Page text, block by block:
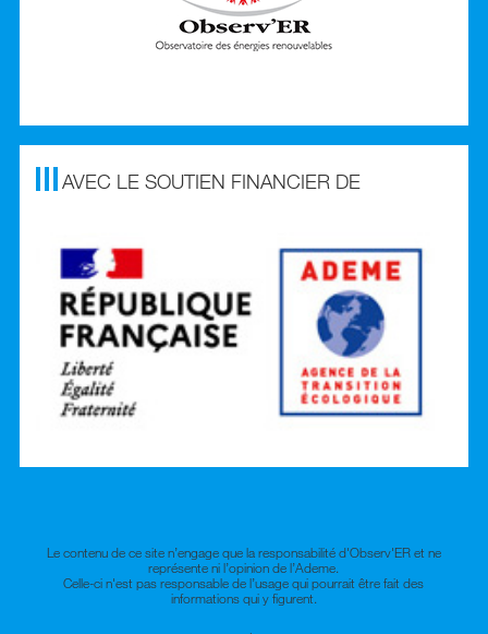
AVEC LE SOUTIEN FINANCIER DE
Le contenu de ce site n’engage que la responsabilité d'Observ'ER et ne
représente ni l’opinion de l’Ademe.
Celle-ci n'est pas responsable de l’usage qui pourrait être fait des
informations qui y figurent.